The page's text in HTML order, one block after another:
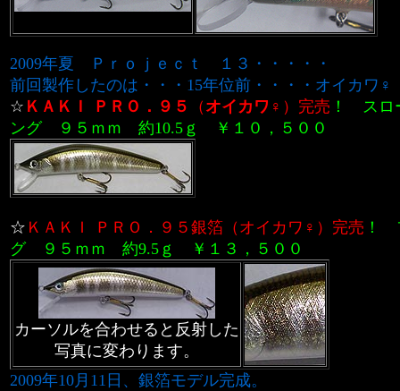
2009年夏 Ｐｒｏｊｅｃｔ １３ ・・・・・
前回製作したのは・・・15年位前・・・・オイカワ♀
☆ ＫＡＫＩ ＰＲＯ．９５ （ オイカワ♀ ） 完売 ！
ス
ング ９５ｍｍ 約10.5ｇ
￥１０，５００
☆ ＫＡＫＩ ＰＲＯ．９５銀箔（オイカワ♀） 完売 ！
グ ９５ｍｍ 約9.5ｇ
￥１３，５００
カーソルを合わせると反射した
写真に変わります。
2009年10月11日、銀箔モデル完成。